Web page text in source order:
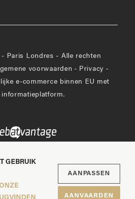
Paris Londres - Alle rechten
voorwaarden - Privacy -
e-commerce binnen EU met
informatieplatform.
GEBRUIK
AANPASSEN
AANVAARDEN